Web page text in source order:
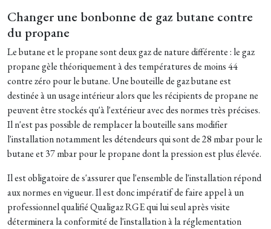
Changer une bonbonne de gaz butane contre
du propane
Le butane et le propane sont deux gaz de nature différente : le gaz
propane gèle théoriquement à des températures de moins 44
contre zéro pour le butane. Une bouteille de gaz butane est
destinée à un usage intérieur alors que les récipients de propane ne
peuvent être stockés qu'à l'extérieur avec des normes très précises.
Il n'est pas possible de remplacer la bouteille sans modifier
l'installation notamment les détendeurs qui sont de 28 mbar pour le
butane et 37 mbar pour le propane dont la pression est plus élevée.
Il est obligatoire de s'assurer que l'ensemble de l'installation répond
aux normes en vigueur. Il est donc impératif de faire appel à un
professionnel qualifié Qualigaz RGE qui lui seul après visite
déterminera la conformité de l'installation à la réglementation